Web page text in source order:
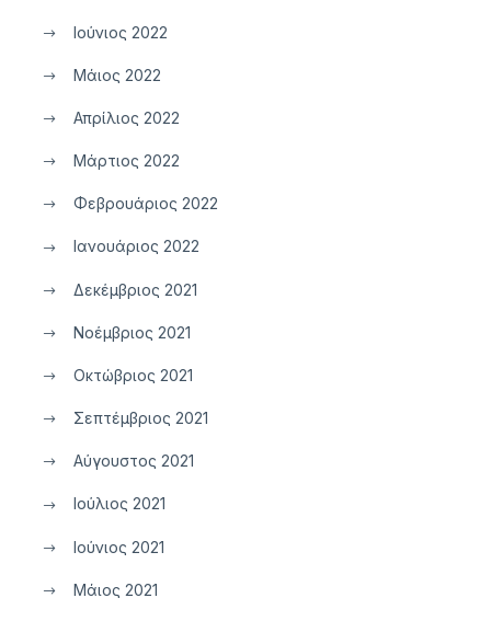
Ιούνιος 2022
Μάιος 2022
Απρίλιος 2022
Μάρτιος 2022
Φεβρουάριος 2022
Ιανουάριος 2022
Δεκέμβριος 2021
Νοέμβριος 2021
Οκτώβριος 2021
Σεπτέμβριος 2021
Αύγουστος 2021
Ιούλιος 2021
Ιούνιος 2021
Μάιος 2021